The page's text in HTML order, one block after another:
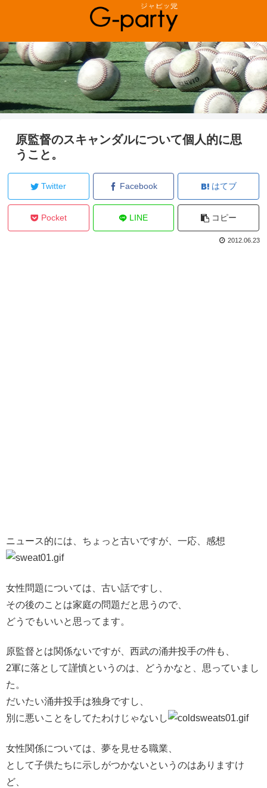
原監督のスキャンダルについて個人的に思
うこと。
Twitter Facebook はてブ
Pocket LINE コピー
2012.06.23
ニュース的には、ちょっと古いですが、一応、感想
女性問題については、古い話ですし、
その後のことは家庭の問題だと思うので、
どうでもいいと思ってます。
原監督とは関係ないですが、西武の涌井投手の件も、
2軍に落として謹慎というのは、どうかなと、思っていまし
た。
だいたい涌井投手は独身ですし、
別に悪いことをしてたわけじゃないし
女性関係については、夢を見せる職業、
として子供たちに示しがつかないというのはありますけ
ど、